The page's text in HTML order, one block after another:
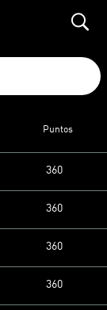
search
Puntos
360
360
360
360